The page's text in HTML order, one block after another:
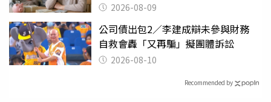
2026-08-09
公司債出包2／李建成辯未參與財務
自救會轟「又再騙」擬團體訴訟
2026-08-10
Recommended by